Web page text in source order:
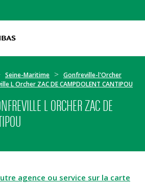
Seine-Maritime
Gonfreville-l'Orcher
L Orcher ZAC DE CAMPDOLENT CANTIPOU
L ORCHER ZAC DE
agence ou service sur la carte